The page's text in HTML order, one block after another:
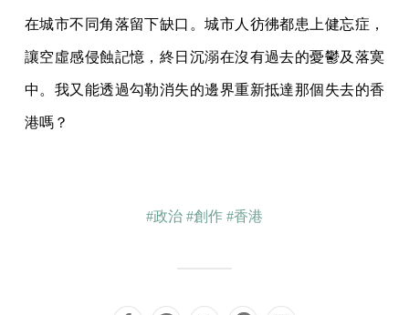
在城市不同角落留下缺口。城市人彷彿都患上健忘症，
讓空虛感侵蝕記憶，終日沉溺在沒有過去的憂鬱及落寞
中。我又能透過勾勒消失的邊界重新抵達那個失去的香
港嗎？
#政治 #創作 #香港